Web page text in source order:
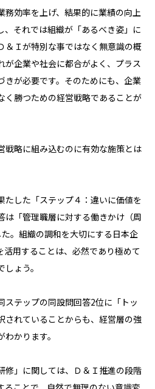
務効率を上げ、結果的に業績の向上
、それでは組織が「あるべき姿」に
＆Ｉが特別な事ではなく無意識の概
が企業や社会に都合がよく、プラス
きが必要です。そのためにも、企業
く勝つための経営戦略であることが
戦略に組み込むのに有効な施策とは
たした「ステップ４：違いに価値を
は「管理職層に対する働きかけ（周
。組織の調和を大切にする日本企
用することは、必然であり極めて
ょう。
ステップの同設問回答2位に「トッ
されていることからも、経営層の強
かります。
修」に関しては、Ｄ＆Ｉ推進の段階